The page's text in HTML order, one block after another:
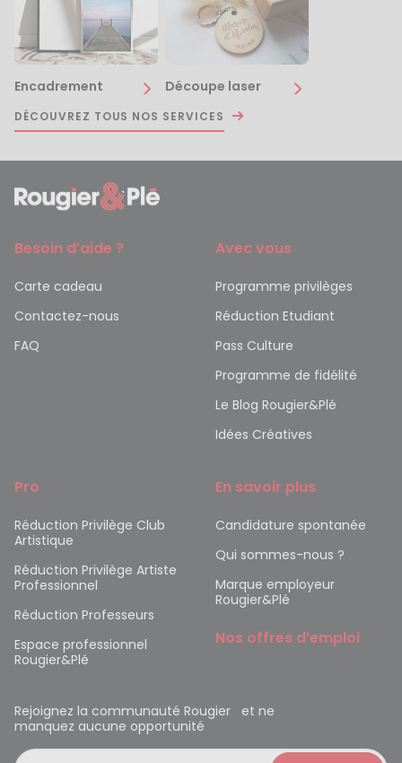
Encadrement Découpe laser
DÉCOUVREZ TOUS NOS SERVICES
Besoin d’aide ?
Carte cadeau
Contactez-nous
FAQ
Avec vous
Programme privilèges
Réduction Etudiant
Pass Culture
Programme de fidélité
Le Blog Rougier&Plé
Idées Créatives
Pro
Réduction Privilège Club
Artistique
Réduction Privilège Artiste
Professionnel
Réduction Professeurs
Espace professionnel
Rougier&Plé
En savoir plus
Candidature spontanée
Qui sommes-nous ?
Marque employeur
Rougier&Plé
Nos offres d’emploi
Rejoignez la communauté Rougier et ne
manquez aucune opportunité